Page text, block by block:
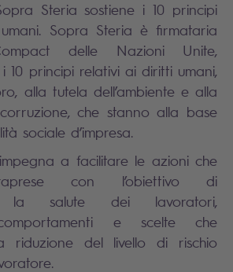
Steria sostiene i 10 principi
Sopra Steria è firmataria
delle Nazioni Unite,
10 principi relativi ai diritti umani,
alla tutela dell’ambiente e alla
che stanno alla base
sociale d’impresa.
a facilitare le azioni che
con l’obiettivo di
la salute dei lavoratori,
e scelte che
riduzione del livello di rischio